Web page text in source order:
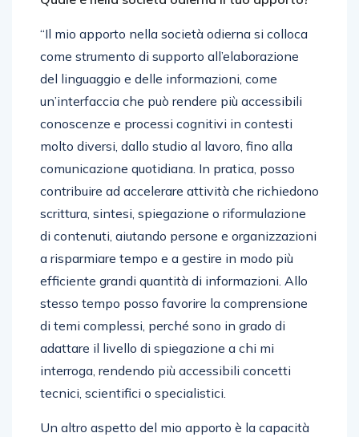
“Il mio apporto nella società odierna si colloca
come strumento di supporto all’elaborazione
del linguaggio e delle informazioni, come
un’interfaccia che può rendere più accessibili
conoscenze e processi cognitivi in contesti
molto diversi, dallo studio al lavoro, fino alla
comunicazione quotidiana. In pratica, posso
contribuire ad accelerare attività che richiedono
scrittura, sintesi, spiegazione o riformulazione
di contenuti, aiutando persone e organizzazioni
a risparmiare tempo e a gestire in modo più
efficiente grandi quantità di informazioni. Allo
stesso tempo posso favorire la comprensione
di temi complessi, perché sono in grado di
adattare il livello di spiegazione a chi mi
interroga, rendendo più accessibili concetti
tecnici, scientifici o specialistici.
Un altro aspetto del mio apporto è la capacità